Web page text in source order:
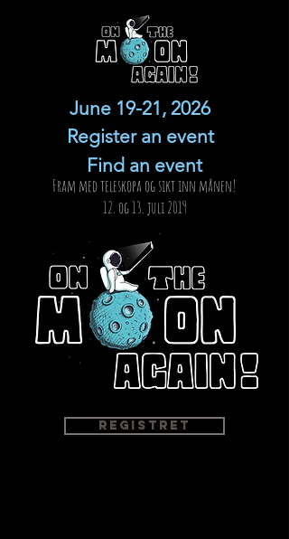
June 19-21, 2026
Register an event
Find an event
Fram med teleskopa og sikt inn månen!
12. og 13. juli 2019
registret